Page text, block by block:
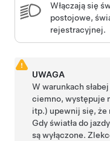
Włączają się
postojowe,
rejestracyjnej.
UWAGA
W warunkach
ciemno, występuje
itp.) upewnij się, że
Gdy światła do
są wyłączone.